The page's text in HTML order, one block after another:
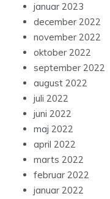
januar 2023
december 2022
november 2022
oktober 2022
september 2022
august 2022
juli 2022
juni 2022
maj 2022
april 2022
marts 2022
februar 2022
januar 2022